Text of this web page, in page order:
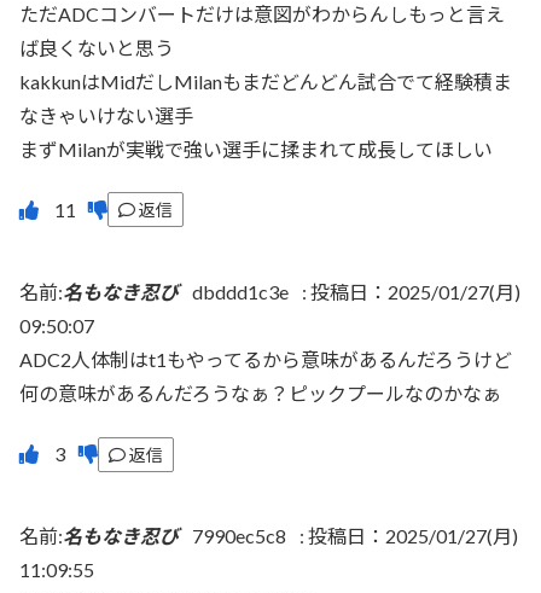
ただADCコンバートだけは意図がわからんしもっと言え
ば良くないと思う
kakkunはMidだしMilanもまだどんどん試合でて経験積ま
なきゃいけない選手
まずMilanが実戦で強い選手に揉まれて成長してほしい
返信
名前:名もなき忍び dbddd1c3e : 投稿日：2025/01/27(月)
09:50:07
ADC2人体制はt1もやってるから意味があるんだろうけど
何の意味があるんだろうなぁ？ピックプールなのかなぁ
返信
名前:名もなき忍び 7990ec5c8 : 投稿日：2025/01/27(月)
11:09:55